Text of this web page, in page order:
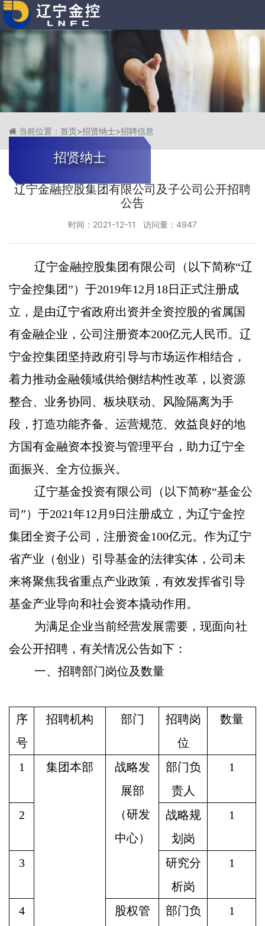
招贤纳士
当前位置： 首页>招贤纳士>招聘信息
辽宁金融控股集团有限公司及子公司公开招聘
公告
时间：2021-12-11 访问量：4947
辽宁金融控股集团有限公司（以下简称“辽
宁金控集团”）于2019年12月18日正式注册成
立，是由辽宁省政府出资并全资控股的省属国
有金融企业，公司注册资本200亿元人民币。辽
宁金控集团坚持政府引导与市场运作相结合，
着力推动金融领域供给侧结构性改革，以资源
整合、业务协同、板块联动、风险隔离为手
段，打造功能齐备、运营规范、效益良好的地
方国有金融资本投资与管理平台，助力辽宁全
面振兴、全方位振兴。
辽宁基金投资有限公司（以下简称“基金公
司”）于2021年12月9日注册成立，为辽宁金控
集团全资子公司，注册资金100亿元。作为辽宁
省产业（创业）引导基金的法律实体，公司未
来将聚焦我省重点产业政策，有效发挥省引导
基金产业导向和社会资本撬动作用。
为满足企业当前经营发展需要，现面向社
会公开招聘，有关情况公告如下：
一、招聘部门岗位及数量
序
号
招聘机构 部门
招聘岗
位
数量
1 集团本部
战略发
展部
（研发
中心）
部门负
责人
1
2
战略规
划岗
1
3
研究分
析岗
1
4
股权管
部门负
1